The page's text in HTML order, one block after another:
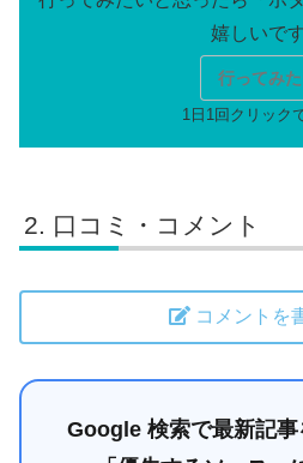
行ってみ
口コミ・コメント
コメントを
Google 検索で最新記事